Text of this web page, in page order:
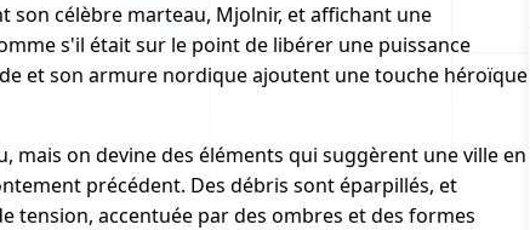
son célèbre marteau, Mjolnir, et affichant une
s'il était sur le point de libérer une puissance
et son armure nordique ajoutent une touche héroïque
mais on devine des éléments qui suggèrent une ville en
précédent. Des débris sont éparpillés, et
tension, accentuée par des ombres et des formes